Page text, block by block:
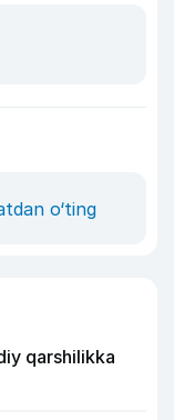
o‘ting
qarshilikka